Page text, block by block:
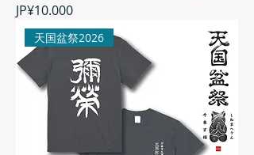
Harga
JP¥10.000
天国盆祭2026